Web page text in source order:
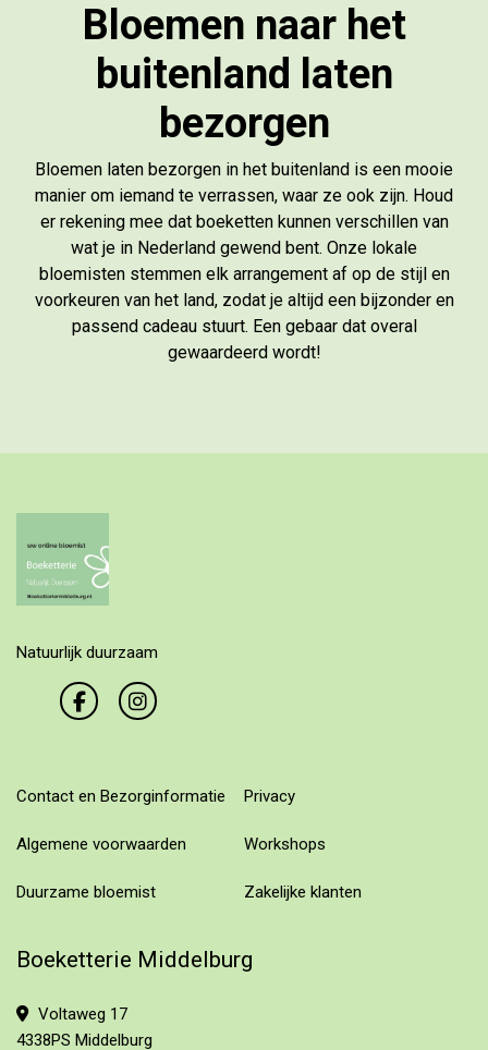
Bloemen naar het
buitenland laten
bezorgen
Bloemen laten bezorgen in het buitenland is een mooie
manier om iemand te verrassen, waar ze ook zijn. Houd
er rekening mee dat boeketten kunnen verschillen van
wat je in Nederland gewend bent. Onze lokale
bloemisten stemmen elk arrangement af op de stijl en
voorkeuren van het land, zodat je altijd een bijzonder en
passend cadeau stuurt. Een gebaar dat overal
gewaardeerd wordt!
Natuurlijk duurzaam
Contact en Bezorginformatie Privacy
Algemene voorwaarden Workshops
Duurzame bloemist Zakelijke klanten
Boeketterie Middelburg
Voltaweg 17
4338PS Middelburg